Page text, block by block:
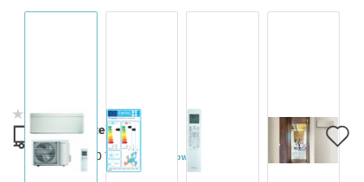
Lieferzeit:
ca. 7-10 Tage(Ausland abweichend)